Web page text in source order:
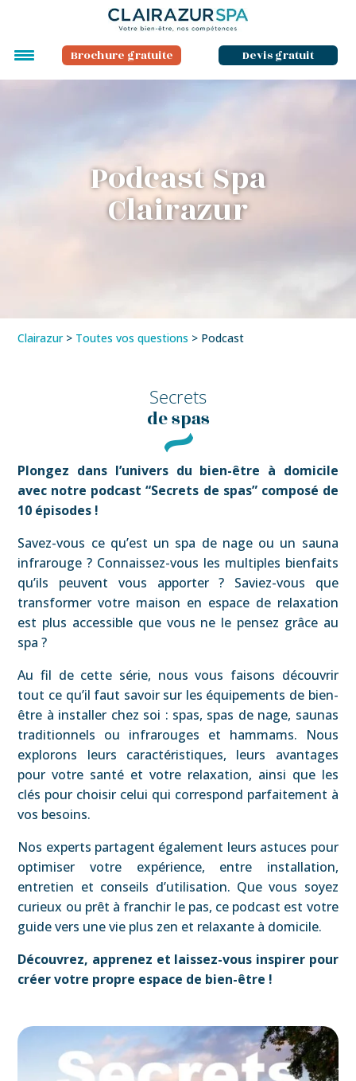
Brochure gratuite Devis gratuit
Podcast Spa
Clairazur
Clairazur> Toutes vos questions > Podcast
Secrets
de spas
Plongez dans l’univers du bien-être à domicile
avec notre podcast “Secrets de spas” composé de
10 épisodes !
Savez-vous ce qu’est un spa de nage ou un sauna
infrarouge ? Connaissez-vous les multiples bienfaits
qu’ils peuvent vous apporter ? Saviez-vous que
transformer votre maison en espace de relaxation
est plus accessible que vous ne le pensez grâce au
spa ?
Au fil de cette série, nous vous faisons découvrir
tout ce qu’il faut savoir sur les équipements de bien-
être à installer chez soi : spas, spas de nage, saunas
traditionnels ou infrarouges et hammams. Nous
explorons leurs caractéristiques, leurs avantages
pour votre santé et votre relaxation, ainsi que les
clés pour choisir celui qui correspond parfaitement à
vos besoins.
Nos experts partagent également leurs astuces pour
optimiser votre expérience, entre installation,
entretien et conseils d’utilisation. Que vous soyez
curieux ou prêt à franchir le pas, ce podcast est votre
guide vers une vie plus zen et relaxante à domicile.
Découvrez, apprenez et laissez-vous inspirer pour
créer votre propre espace de bien-être !